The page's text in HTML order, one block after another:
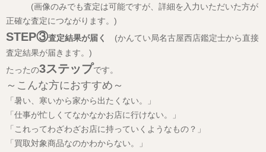
(画像のみでも査定は可能ですが、詳細を入力いただいた方が
正確な査定につながります。)
STEP③査定結果が届く (かんてい局名古屋西店鑑定士から直接
査定結果が届きます。)
たったの3ステップです。
～こんな方におすすめ～
「暑い、寒いから家から出たくない。」
「仕事が忙しくてなかなかお店に行けない。」
「これってわざわざお店に持っていくようなもの？」
「買取対象商品なのかわからない。」